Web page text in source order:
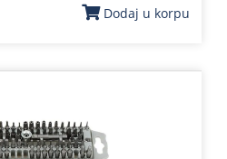
Dodaj u korpu